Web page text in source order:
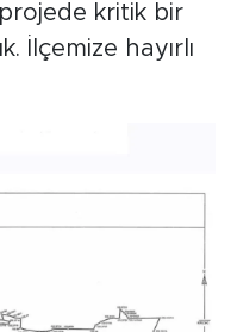
kritik bir
İlçemize hayırlı